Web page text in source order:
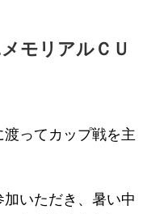
モリアルＣＵ
ってカップ戦を主
いただき、暑い中